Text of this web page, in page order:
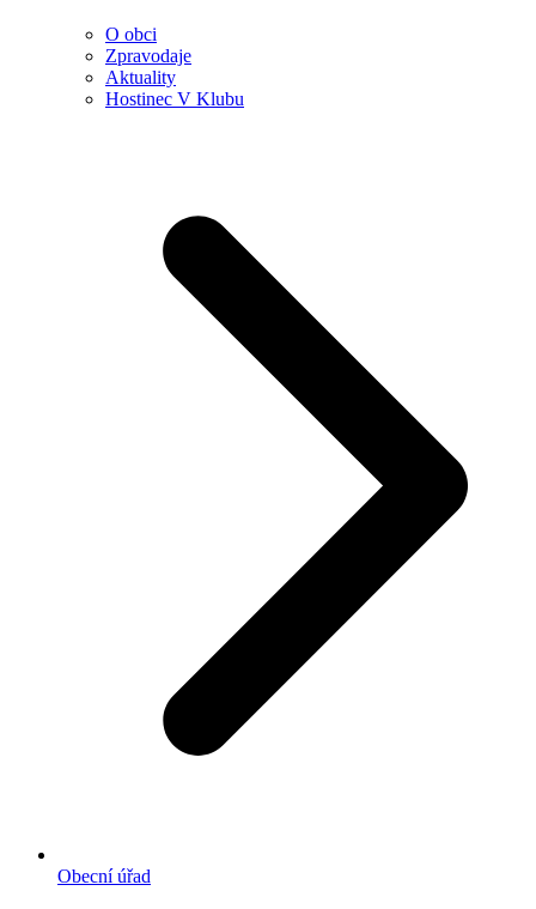
O obci
Zpravodaje
Aktuality
Hostinec V Klubu
Obecní úřad